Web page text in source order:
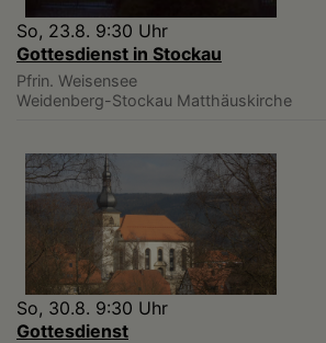
So, 23.8. 9:30 Uhr
Gottesdienst in Stockau
Pfrin. Weisensee
Weidenberg-Stockau Matthäuskirche
So, 30.8. 9:30 Uhr
Gottesdienst